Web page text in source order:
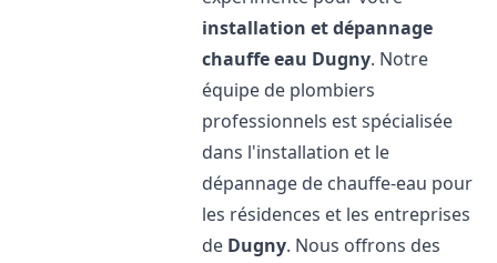
installation et dépannage
chauffe eau Dugny. Notre
équipe de plombiers
professionnels est spécialisée
dans l'installation et le
dépannage de chauffe-eau pour
les résidences et les entreprises
de Dugny. Nous offrons des